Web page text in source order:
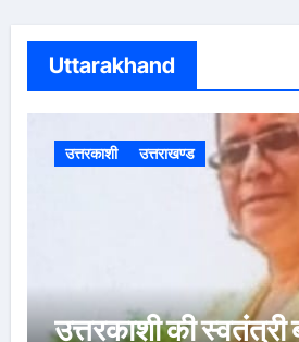
h
Uttarakhand
उत्तरकाशी उत्तराखण्ड